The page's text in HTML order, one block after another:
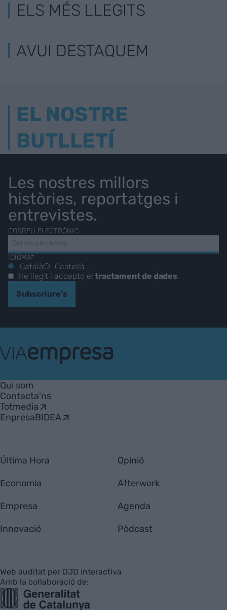
ELS MÉS LLEGITS
AVUI DESTAQUEM
EL NOSTRE
BUTLLETÍ
Les nostres millors
històries, reportatges i
entrevistes.
CORREU ELECTRÒNIC
IDIOMA*
Català
Castellà
He llegit i accepto eltractament de dades.
Subscriure's
Empresa
Qui som
Contacta'ns
Totmedia
EnpresaBIDEA
Última Hora
Economia
Empresa
Innovació
Opinió
Afterwork
Agenda
Pòdcast
Web auditat per OJD interactiva
Amb la col·laboració de: